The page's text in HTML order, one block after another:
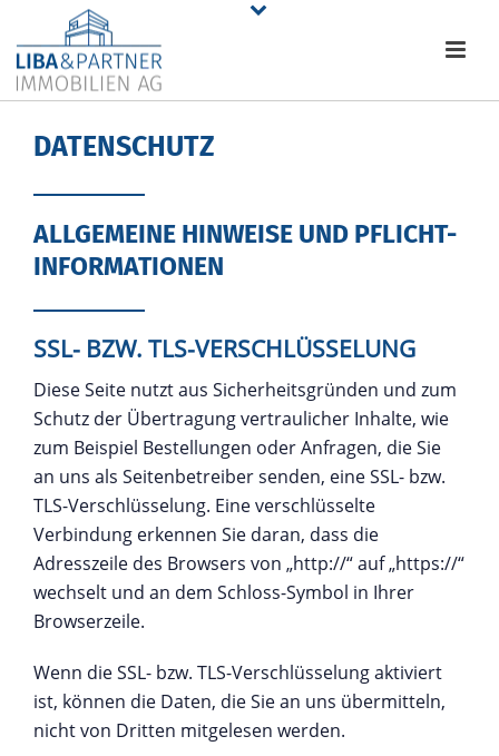
DATENSCHUTZ
ALLGEMEINE HINWEISE UND PFLICHT­
INFORMATIONEN
SSL- BZW. TLS-VERSCHLÜSSELUNG
Diese Seite nutzt aus Sicherheitsgründen und zum
Schutz der Übertragung vertraulicher Inhalte, wie
zum Beispiel Bestellungen oder Anfragen, die Sie
an uns als Seitenbetreiber senden, eine SSL- bzw.
TLS-Verschlüsselung. Eine verschlüsselte
Verbindung erkennen Sie daran, dass die
Adresszeile des Browsers von „http://“ auf „https://“
wechselt und an dem Schloss-Symbol in Ihrer
Browserzeile.
Wenn die SSL- bzw. TLS-Verschlüsselung aktiviert
ist, können die Daten, die Sie an uns übermitteln,
nicht von Dritten mitgelesen werden.